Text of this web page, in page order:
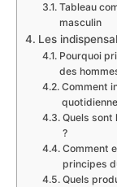
Tableau
masculin
Les
Pourquoi
des
Comment
Quels sont
?
Comment
principes
Quels